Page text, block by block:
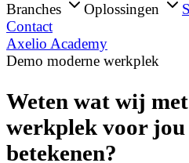
Branches Oplossingen
Contact
Axelio Academy
Demo moderne werkplek
Weten wat wij
werkplek voor jou
betekenen?